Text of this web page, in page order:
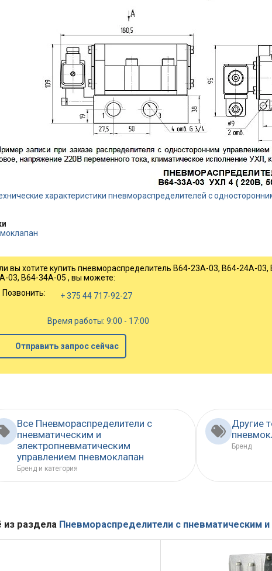
характеристики пневмораспределителей с
вы хотите купить пневмораспределитель В64-23А-03, В64-24А-
03, В64-34А-05 , вы можете:
Позвонить:
+ 375 44 717-92-27
Время работы: 9:00 - 17:00
Отправить запрос сейчас
Все Пневмораспределители с
пневматическим и
электропневматическим
управлением пневмоклапан
Бренд и категория
Другие
Бренд
из раздела Пневмораспределители с пневматическим